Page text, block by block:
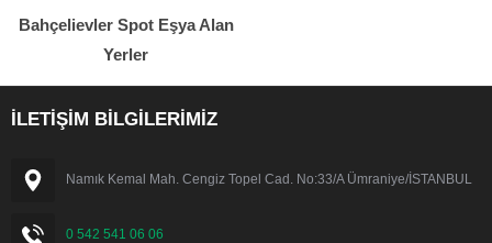
Bahçelievler Spot Eşya Alan
Yerler
İLETİŞİM BİLGİLERİMİZ
Namık Kemal Mah. Cengiz Topel Cad. No:33/A Ümraniye/İSTANBUL
0 542 541 06 06